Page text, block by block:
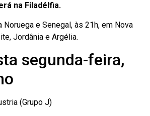
na Filadélfia.
Noruega e Senegal, às 21h, em Nova
Jordânia e Argélia.
segunda-feira,
(Grupo J)